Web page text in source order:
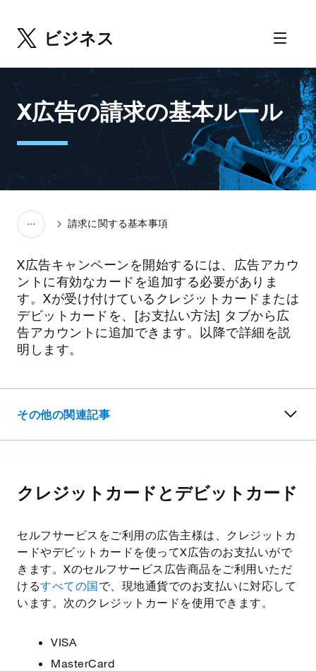
ビジネス
X広告の請求の基本ルール
請求に関する基本事項
X広告キャンペーンを開始するには、広告アカウ
ントに有効なカードを追加する必要がありま
す。Xが受け付けているクレジットカードまたは
デビットカードを、[お支払い方法] タブから広
告アカウントに追加できます。以降で詳細を説
明します。
その他の関連記事
クレジットカードとデビットカード
セルフサービスをご利用の広告主様は、クレジットカ
ードやデビットカードを使ってX広告のお支払いがで
きます。Xのセルフサービス広告商品をご利用いただ
けるすべての国で、現地通貨でのお支払いに対応して
います。次のクレジットカードを使用できます。
VISA
MasterCard